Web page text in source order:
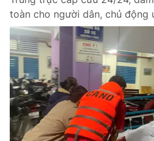
toàn cho người dân, chủ động